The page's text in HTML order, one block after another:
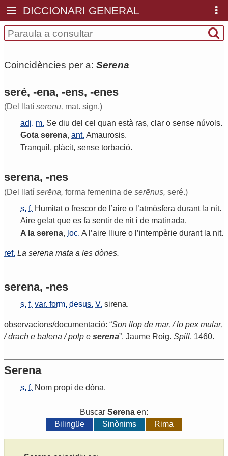
DICCIONARI GENERAL
Coincidències per a: Serena
seré, -ena, -ens, -enes
(Del llatí serēnu, mat. sign.)
adj. m. Se diu del cel quan està ras, clar o sense núvols.
Gota serena, ant. Amaurosis.
Tranquil , plàcit, sense torbació.
serena, -nes
(Del llatí serēna, forma femenina de serēnus, seré.)
s. f. Humitat o frescor de ’aire o ’atmòsfera durant la nit.
Aire gelat que es fa sentir de nit i de matinada.
A la serena, loc. A ’aire lliure o ’intempèrie durant la nit.
ref. La serena mata a les dònes.
serena, -nes
s. f. var. form. desus. V. sirena.
observacions/documentació: “Son llop de mar, / lo pex mular,
/ drach e balena / polp e serena”. Jaume Roig. Spill. 1460.
Serena
s. f. Nom propi de dòna.
Buscar Serena en:
Bilingüe
Sinònims Rima